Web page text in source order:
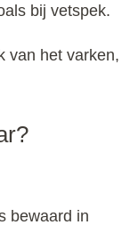
bij vetspek.
van het varken,
bewaard in